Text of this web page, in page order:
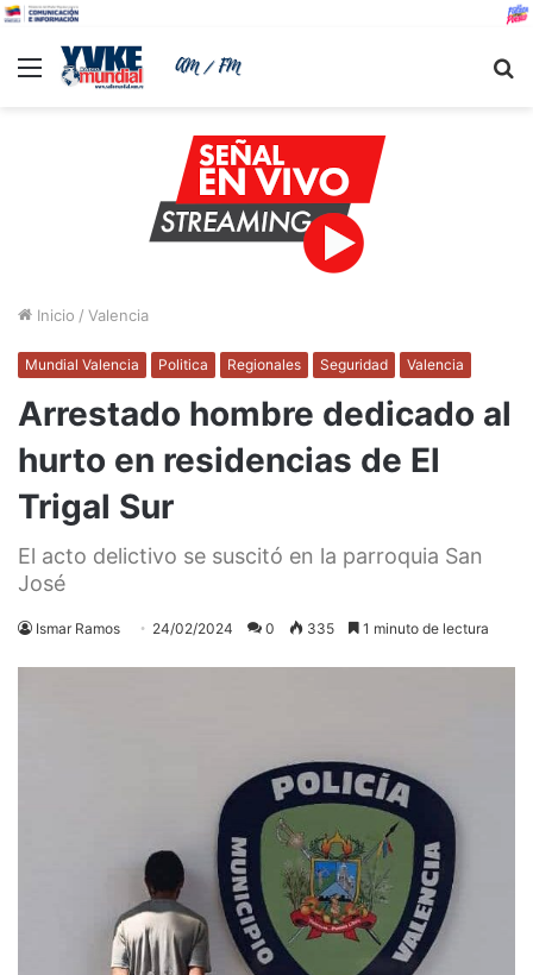
Menu
Inicio / Valencia
Mundial Valencia Politica Regionales Seguridad Valencia
Arrestado hombre dedicado al
hurto en residencias de El
Trigal Sur
El acto delictivo se suscitó en la parroquia San
José
Ismar Ramos 24/02/2024 0 335 1 minuto de lectura